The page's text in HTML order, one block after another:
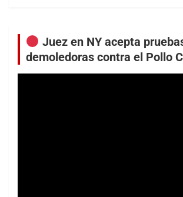
Juez en NY acepta
demoledoras contra el Pollo